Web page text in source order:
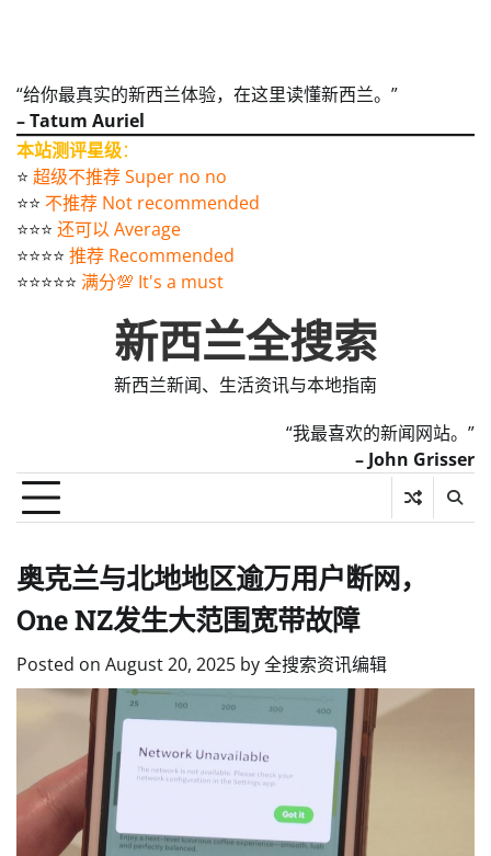
“给你最真实的新西兰体验，在这里读懂新西兰。”
– Tatum Auriel
本站测评星级：
⭐️ 超级不推荐 Super no no
⭐️⭐️ 不推荐 Not recommended
⭐️⭐️⭐️ 还可以 Average
⭐️⭐️⭐️⭐️ 推荐 Recommended
⭐️⭐️⭐️⭐️⭐️ 满分💯 It's a must
新西兰全搜索
新西兰新闻、生活资讯与本地指南
“我最喜欢的新闻网站。”
– John Grisser
奥克兰与北地地区逾万用户断网，
One NZ发生大范围宽带故障
Posted on August 20, 2025 by全搜索资讯编辑